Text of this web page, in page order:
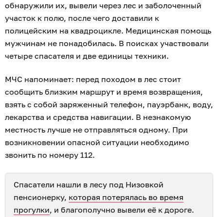
обнаружили их, вывели через лес и заболоченный
участок к полю, после чего доставили к
полицейским на квадроцикле. Медицинская помощь
мужчинам не понадобилась. В поисках участвовали
четыре спасателя и две единицы техники.
МЧС напоминает: перед походом в лес стоит
сообщить близким маршрут и время возвращения,
взять с собой заряженный телефон, пауэрбанк, воду,
лекарства и средства навигации. В незнакомую
местность лучше не отправляться одному. При
возникновении опасной ситуации необходимо
звонить по номеру 112.
Спасатели нашли в лесу под Низовкой
пенсионерку, которая потерялась во время
прогулки, и благополучно вывели её к дороге.